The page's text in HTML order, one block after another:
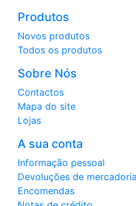
Produtos
Novos produtos
Todos os produtos
Sobre Nós
Contactos
Mapa do site
Lojas
A sua conta
Informação pessoal
Devoluções de mercadoria
Encomendas